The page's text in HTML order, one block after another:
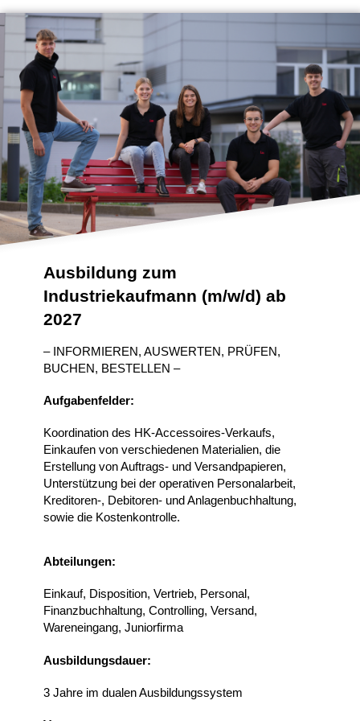
Ausbildung zum
Industriekaufmann (m/w/d) ab
2027
– INFORMIEREN, AUSWERTEN, PRÜFEN,
BUCHEN, BESTELLEN –
Aufgabenfelder:
Koordination des HK-Accessoires-Verkaufs,
Einkaufen von verschiedenen Materialien, die
Erstellung von Auftrags- und Versandpapieren,
Unterstützung bei der operativen Personalarbeit,
Kreditoren-, Debitoren- und Anlagenbuchhaltung,
sowie die Kostenkontrolle.
Abteilungen:
Einkauf, Disposition, Vertrieb, Personal,
Finanzbuchhaltung, Controlling, Versand,
Wareneingang, Juniorfirma
Ausbildungsdauer:
3 Jahre im dualen Ausbildungssystem